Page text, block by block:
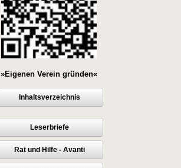
»Eigenen Verein gründen«
Inhaltsverzeichnis
Leserbriefe
Rat und Hilfe - Avanti